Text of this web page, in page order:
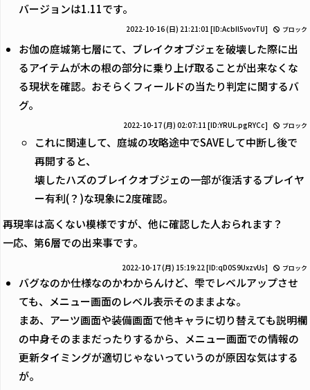
バージョンは1.11です。
2022-10-16 (日) 21:21:01 [ID:AcbIl5vovTU] ブロック
お伽の庭城第七層にて、ブレイクオブジェを破壊した際に出
るアイテムが木の根の部分に乗り上げ取ることが出来なくな
る現状を確認。おそらくフィールドの当たり判定に関するバ
グ。
2022-10-17 (月) 02:07:11 [ID:YRUL.pgRYCc] ブロック
これに関連して、庭城の攻略途中でSAVEして中断し後で
再開すると、
壊したハズのブレイクオブジェの一部が復活するプレイヤ
ー有利(？)な現象に2度確認。
再現率は高くない模様ですが、他に確認した人おられます？
一応、第6層での出来事です。
2022-10-17 (月) 15:19:22[ID:qD0S9UxzvUs] ブロック
バグなのか仕様なのかわからんけど、雫でレベルアップさせ
ても、メニュー画面のレベル表示そのままよな。
まあ、アーツ画面や装備画面で他キャラに切り替えても説明欄
の中身そのままだったりするから、メニュー画面での情報の
更新タイミングが適切じゃないっていうのが原因な気はする
が。